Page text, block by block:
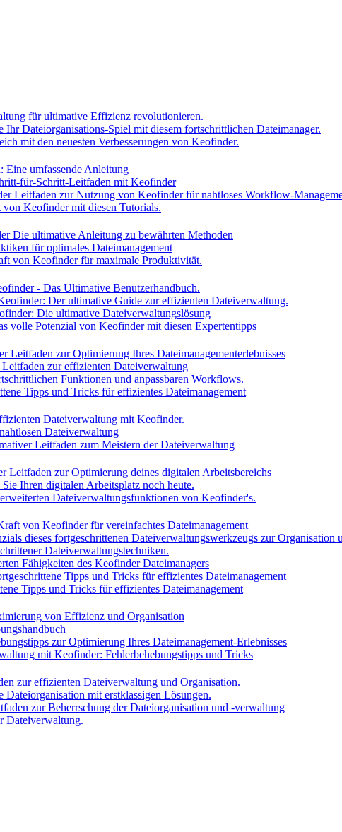
für ultimative Effizienz revolutionieren.
Dateiorganisations-Spiel mit diesem fortschrittlichen Dateimanager.
mit den neuesten Verbesserungen von Keofinder.
Eine umfassende Anleitung
für-Schritt-Leitfaden mit Keofinder
Leitfaden zur Nutzung von Keofinder für nahtloses Workflow-
Keofinder mit diesen Tutorials.
Die ultimative Anleitung zu bewährten Methoden
für optimales Dateimanagement
von Keofinder für maximale Produktivität.
- Das Ultimative Benutzerhandbuch.
Der ultimative Guide zur effizienten Dateiverwaltung.
Die ultimative Dateiverwaltungslösung
volle Potenzial von Keofinder mit diesen Expertentipps
Leitfaden zur Optimierung Ihres Dateimanagementerlebnisses
zur effizienten Dateiverwaltung
Funktionen und anpassbaren Workflows.
Tipps und Tricks für effizientes Dateimanagement
Dateiverwaltung mit Keofinder.
Dateiverwaltung
Leitfaden zum Meistern der Dateiverwaltung
Leitfaden zur Optimierung deines digitalen Arbeitsbereichs
Ihren digitalen Arbeitsplatz noch heute.
Dateiverwaltungsfunktionen von Keofinder's.
von Keofinder für vereinfachtes Dateimanagement
dieses fortgeschrittenen Dateiverwaltungswerkzeugs zur
Dateiverwaltungstechniken.
Fähigkeiten des Keofinder Dateimanagers
Tipps und Tricks für effizientes Dateimanagement
Tipps und Tricks für effizientes Dateimanagement
von Effizienz und Organisation
zur Optimierung Ihres Dateimanagement-Erlebnisses
mit Keofinder: Fehlerbehebungstipps und Tricks
zur effizienten Dateiverwaltung und Organisation.
mit erstklassigen Lösungen.
zur Beherrschung der Dateiorganisation und -verwaltung
Dateiverwaltung.